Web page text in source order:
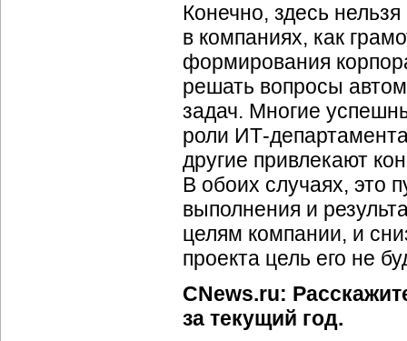
Конечно, здесь
в компаниях, как
формирования
решать вопросы
задач. Многие
роли ИТ-
другие привлекают
В обоих случаях, это
выполнения и
целям компании, и
проекта цель его не
CNews.ru:
за текущий год.